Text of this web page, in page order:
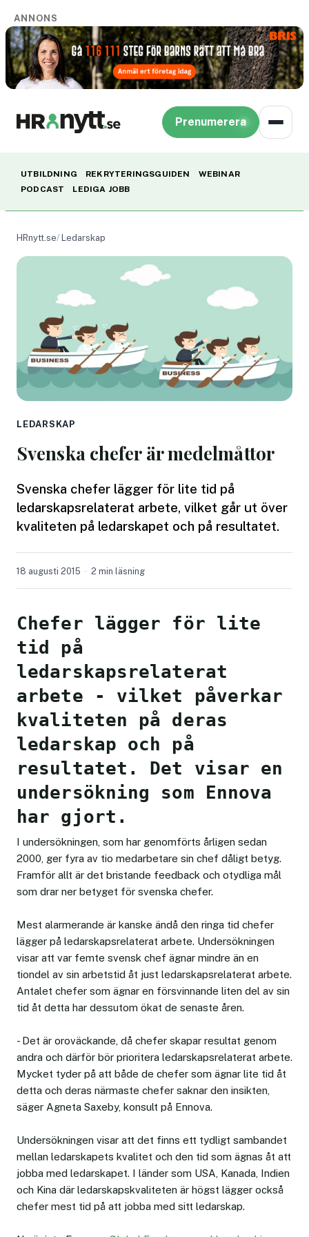
ANNONS
Prenumerera
UTBILDNING REKRYTERINGSGUIDEN
WEBINAR
PODCAST
LEDIGA JOBB
HRnytt.se Ledarskap
LEDARSKAP
Svenska chefer är medelmåttor
Svenska chefer lägger för lite tid på
ledarskapsrelaterat arbete, vilket går ut över
kvaliteten på ledarskapet och på resultatet.
18 augusti 2015 2 min läsning
Chefer lägger för lite
tid på
ledarskapsrelaterat
arbete - vilket påverkar
kvaliteten på deras
ledarskap och på
resultatet. Det visar en
undersökning som Ennova
har gjort.
I undersökningen, som har genomförts årligen sedan
2000, ger fyra av tio medarbetare sin chef dåligt betyg.
Framför allt är det bristande feedback och otydliga mål
som drar ner betyget för svenska chefer.
Mest alarmerande är kanske ändå den ringa tid chefer
lägger på ledarskapsrelaterat arbete. Undersökningen
visar att var femte svensk chef ägnar mindre än en
tiondel av sin arbetstid åt just ledarskapsrelaterat arbete.
Antalet chefer som ägnar en försvinnande liten del av sin
tid åt detta har dessutom ökat de senaste åren.
- Det är oroväckande, då chefer skapar resultat genom
andra och därför bör prioritera ledarskapsrelaterat arbete.
Mycket tyder på att både de chefer som ägnar lite tid åt
detta och deras närmaste chefer saknar den insikten,
säger Agneta Saxeby, konsult på Ennova.
Undersökningen visar att det finns ett tydligt sambandet
mellan ledarskapets kvalitet och den tid som ägnas åt att
jobba med ledarskapet. I länder som USA, Kanada, Indien
och Kina där ledarskapskvaliteten är högst lägger också
chefer mest tid på att jobba med sitt ledarskap.